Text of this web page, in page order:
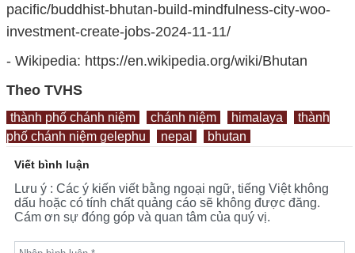
pacific/buddhist-bhutan-build-mindfulness-city-woo-
investment-create-jobs-2024-11-11/
- Wikipedia: https://en.wikipedia.org/wiki/Bhutan
Theo TVHS
thành phố chánh niệm chánh niệm himalaya
thành
phố chánh niệm gelephu
nepal bhutan
Viết bình luận
Lưu ý : Các ý kiến viết bằng ngoại ngữ, tiếng Việt không
dấu hoặc có tính chất quảng cáo sẽ không được đăng.
Cám ơn sự đóng góp và quan tâm của quý vị.